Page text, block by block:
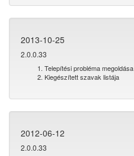
2013-10-25
2.0.0.33
Telepítési probléma megoldása
Kiegészített szavak listája
2012-06-12
2.0.0.33